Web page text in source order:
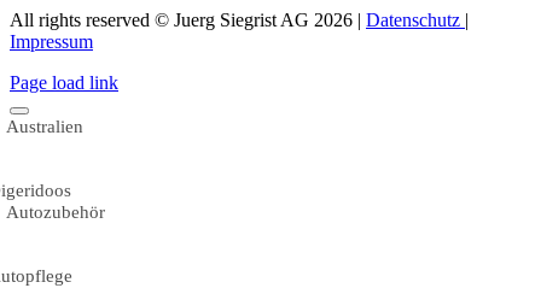
All rights reserved © Juerg Siegrist AG 2026 | Datenschutz |
Impressum
Page load link
Australien
Autozubehör